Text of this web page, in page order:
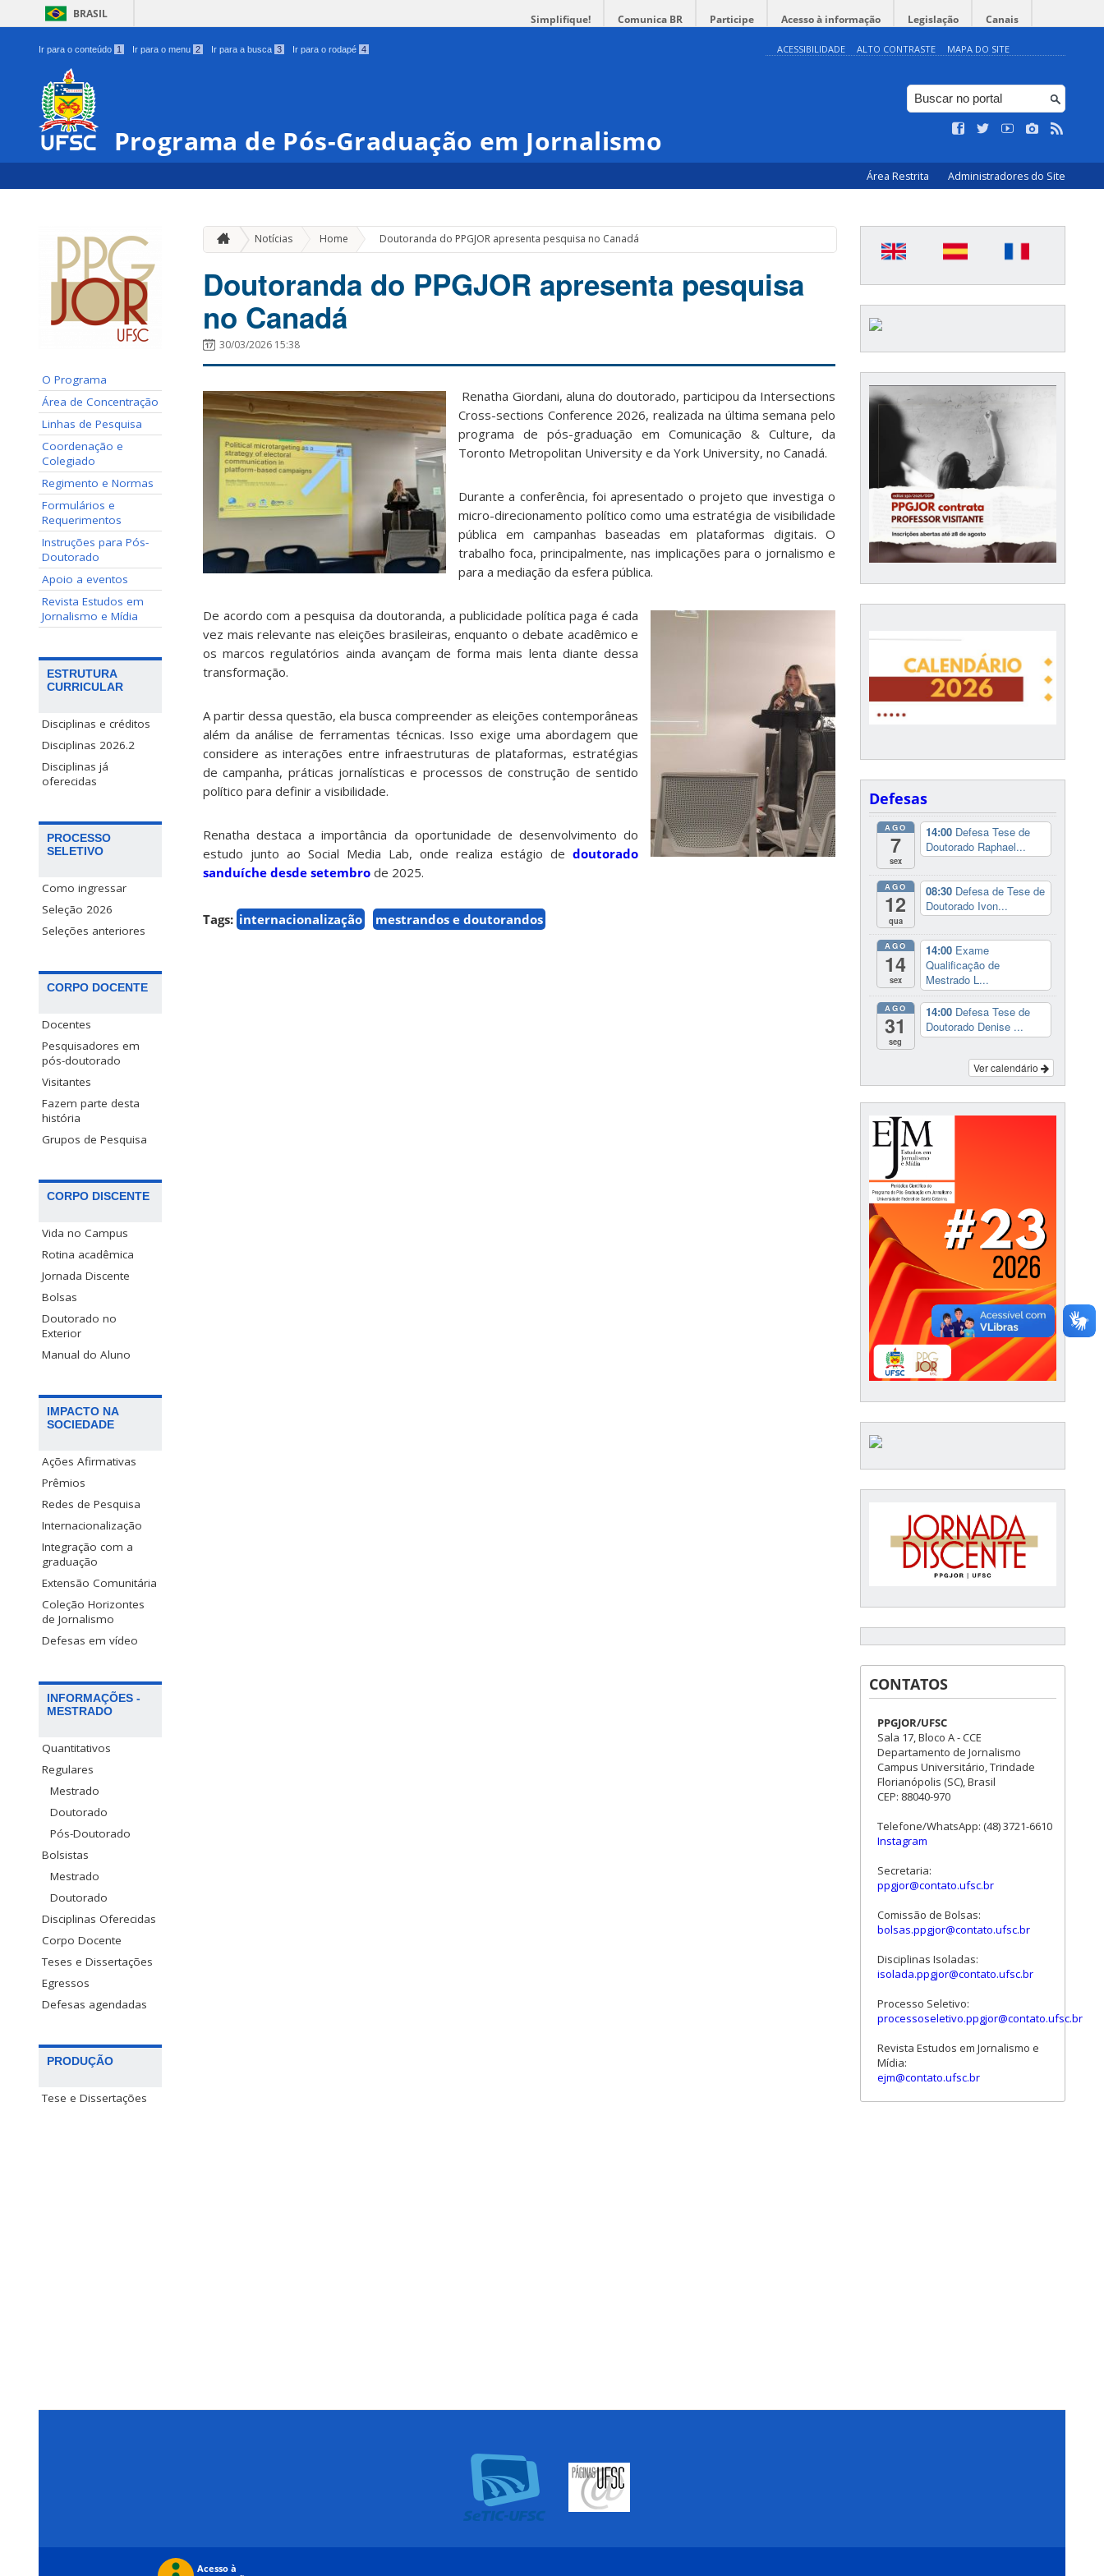
BRASIL Simplifique! Comunica BR Participe Acesso à informação Legislação Canais
Ir para o conteúdo 1 Ir para o menu 2 Ir para a busca 3 Ir para o rodapé 4 ACESSIBILIDADE ALTO CONTRASTE MAPA DO SITE
Programa de Pós-Graduação em Jornalismo
Área Restrita Administradores do Site
O Programa
Área de Concentração
Linhas de Pesquisa
Coordenação e
Colegiado
Regimento e Normas
Formulários e
Requerimentos
Instruções para Pós-
Doutorado
Apoio a eventos
Revista Estudos em
Jornalismo e Mídia
ESTRUTURA
CURRICULAR
Disciplinas e créditos
Disciplinas 2026.2
Disciplinas já
oferecidas
PROCESSO
SELETIVO
Como ingressar
Seleção 2026
Seleções anteriores
CORPO DOCENTE
Docentes
Pesquisadores em
pós-doutorado
Visitantes
Fazem parte desta
história
Grupos de Pesquisa
CORPO DISCENTE
Vida no Campus
Rotina acadêmica
Jornada Discente
Bolsas
Doutorado no
Exterior
Manual do Aluno
IMPACTO NA
SOCIEDADE
Ações Afirmativas
Prêmios
Redes de Pesquisa
Internacionalização
Integração com a
graduação
Extensão Comunitária
Coleção Horizontes
de Jornalismo
Defesas em vídeo
INFORMAÇÕES -
MESTRADO
Quantitativos
Regulares
Mestrado
Doutorado
Pós-Doutorado
Bolsistas
Mestrado
Doutorado
Disciplinas Oferecidas
Corpo Docente
Teses e Dissertações
Egressos
Defesas agendadas
PRODUÇÃO
Tese e Dissertações
Notícias Home » Doutoranda do PPGJOR apresenta pesquisa no Canadá
Doutoranda do PPGJOR apresenta pesquisa
no Canadá
30/03/2026 15:38
Renatha Giordani, aluna do doutorado, participou da Intersections
Cross-sections Conference 2026, realizada na última semana pelo
programa de pós-graduação em Comunicação & Culture, da
Toronto Metropolitan University e da York University, no Canadá.
Durante a conferência, foi apresentado o projeto que investiga o
micro-direcionamento político como uma estratégia de visibilidade
pública em campanhas baseadas em plataformas digitais. O
trabalho foca, principalmente, nas implicações para o jornalismo e
para a mediação da esfera pública.
De acordo com a pesquisa da doutoranda, a publicidade política paga é cada
vez mais relevante nas eleições brasileiras, enquanto o debate acadêmico e
os marcos regulatórios ainda avançam de forma mais lenta diante dessa
transformação.
A partir dessa questão, ela busca compreender as eleições contemporâneas
além da análise de ferramentas técnicas. Isso exige uma abordagem que
considere as interações entre infraestruturas de plataformas, estratégias
de campanha, práticas jornalísticas e processos de construção de sentido
político para definir a visibilidade.
Renatha destaca a importância da oportunidade de desenvolvimento do
estudo junto ao Social Media Lab, onde realiza estágio de doutorado
sanduíche desde setembro de 2025.
Tags: internacionalização mestrandos e doutorandos
Defesas
AGO
7
sex
14:00 Defesa Tese de
Doutorado Raphael...
AGO
12
qua
08:30 Defesa de Tese de
Doutorado Ivon...
AGO
14
sex
14:00 Exame
Qualificação de
Mestrado L...
AGO
31
seg
14:00 Defesa Tese de
Doutorado Denise ...
Ver calendário
CONTATOS
PPGJOR/UFSC
Sala 17, Bloco A - CCE
Departamento de Jornalismo
Campus Universitário, Trindade
Florianópolis (SC), Brasil
CEP: 88040-970
Telefone/WhatsApp: (48) 3721-6610
Instagram
Secretaria:
ppgjor@contato.ufsc.br
Comissão de Bolsas:
bolsas.ppgjor@contato.ufsc.br
Disciplinas Isoladas:
isolada.ppgjor@contato.ufsc.br
Processo Seletivo:
processoseletivo.ppgjor@contato.ufsc.br
Revista Estudos em Jornalismo e
Mídia:
ejm@contato.ufsc.br